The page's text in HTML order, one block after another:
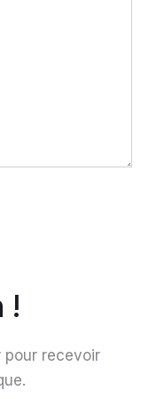
!
pour recevoir